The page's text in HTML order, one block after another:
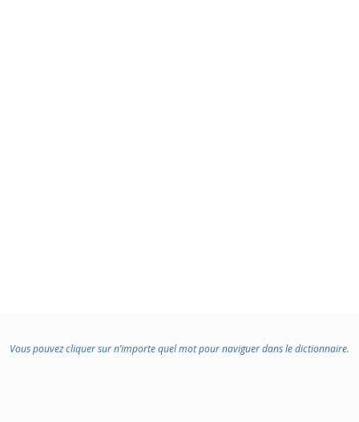
Vous pouvez cliquer sur n’importe quel mot pour naviguer dans le dictionnaire.